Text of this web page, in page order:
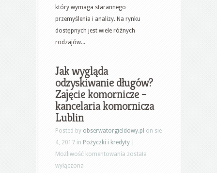
najlepsze
rozwiązanie?
–
pożyczka
pod
samochodu
który wymaga starannego
przemyślenia i analizy. Na rynku
dostępnych jest wiele różnych
rodzajów...
Jak wygląda
odzyskiwanie długów?
Zajęcie komornicze –
kancelaria komornicza
Lublin
Posted by obserwatorgieldowy.pl on sie
4, 2017 in Pożyczki i kredyty
Możliwość komentowania Jak
została
wyłączona